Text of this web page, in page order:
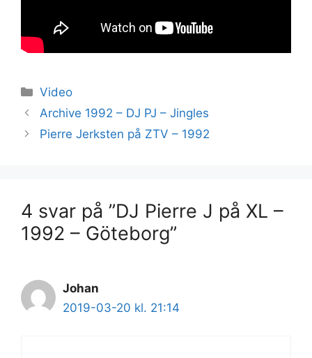
Kategorier
Video
Archive 1992 – DJ PJ – Jingles
Pierre Jerksten på ZTV – 1992
4 svar på ”DJ Pierre J på XL –
1992 – Göteborg”
Johan
2019-03-20 kl. 21:14